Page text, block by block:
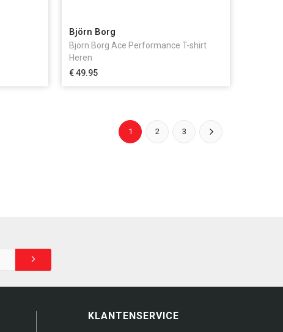
Björn Borg
Björn Borg Ace Performance T-shirt
Heren
€ 49.95
1 2 3
KLANTENSERVICE